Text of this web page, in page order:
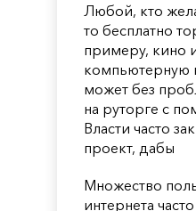
Любой, кто
то бесплатно
примеру, кино
компьютерную
может без
на руторге с
Власти часто
проект, дабы
Множество
интернета